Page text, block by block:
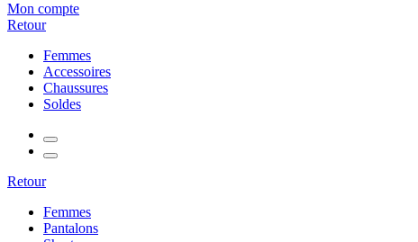
Mon compte
Retour
Femmes
Accessoires
Chaussures
Soldes
Retour
Femmes
Pantalons